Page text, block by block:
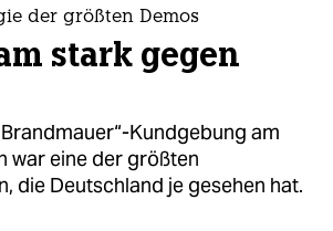
der größten Demos
stark gegen
Kundgebung am
war eine der größten
die Deutschland je gesehen hat.